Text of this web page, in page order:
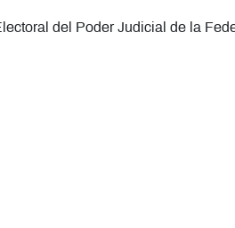
del Poder Judicial de la